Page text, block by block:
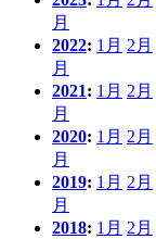
月
2022: 1月 2月
月
2021: 1月 2月
月
2020: 1月 2月
月
2019: 1月 2月
月
2018: 1月 2月